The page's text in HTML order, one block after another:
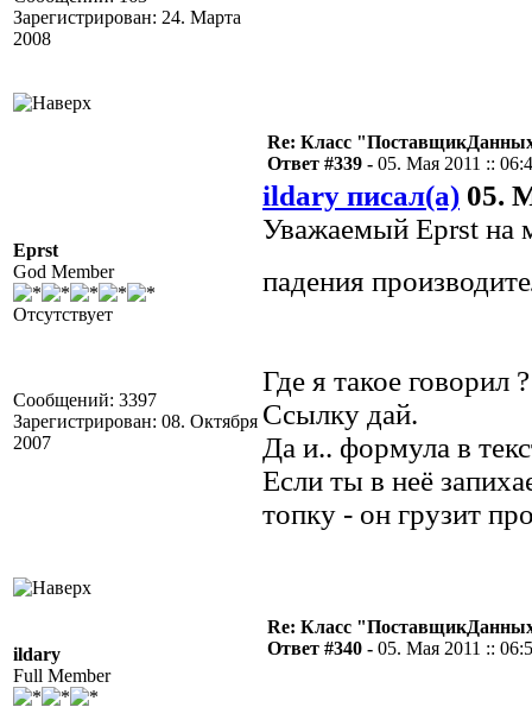
Зарегистрирован: 24. Марта
2008
Eprst
God Member
Отсутствует
Сообщений: 3397
Зарегистрирован: 08. Октября
2007
Re: Класс
Ответ #339 - 05. Мая 2011 ::
ildary писал(а) 05.
Уважаемый Eprst на
падения
Где я такое говорил ?
Ссылку дай.
Да и.. формула в
Если ты в неё
топку - он грузит
ildary
Full Member
Re: Класс
Ответ #340 - 05. Мая 2011 ::